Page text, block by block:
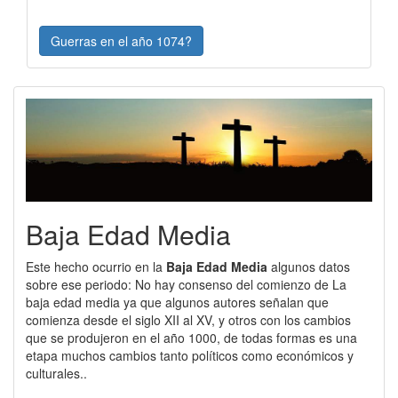
Guerras en el año 1074?
Baja Edad Media
Este hecho ocurrio en la Baja Edad Media algunos datos
sobre ese periodo: No hay consenso del comienzo de La
baja edad media ya que algunos autores señalan que
comienza desde el siglo XII al XV, y otros con los cambios
que se produjeron en el año 1000, de todas formas es una
etapa muchos cambios tanto políticos como económicos y
culturales..